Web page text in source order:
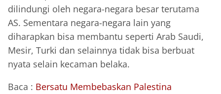
dilindungi oleh negara-negara besar terutama
AS. Sementara negara-negara lain yang
diharapkan bisa membantu seperti Arab Saudi,
Mesir, Turki dan selainnya tidak bisa berbuat
nyata selain kecaman belaka.
Baca : Bersatu Membebaskan Palestina